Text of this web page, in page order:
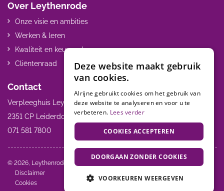
Over Leythenrode
Onze visie en ambities
Werken & leren
Kwaliteit en keurmerken
Cliëntenraad
Contact
Verpleeghuis Leythenrode Hoogmadeseweg 55
2351 CP Leiderdorp
071 581 7800
© 2026, Leythenrode
Disclaimer
Cookies
Deze website maakt gebruik
van cookies.
Alrijne gebruikt cookies om het gebruik van
deze website te analyseren en voor u te
verbeteren. Lees verder
COOKIES ACCEPTEREN
DOORGAAN ZONDER COOKIES
VOORKEUREN WEERGEVEN